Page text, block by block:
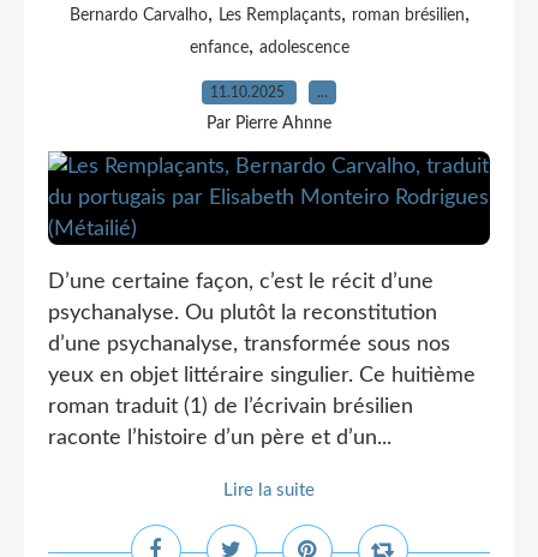
Bernardo Carvalho, Les Remplaçants, roman brésilien,
enfance, adolescence
11.10.2025 …
Par Pierre Ahnne
D’une certaine façon, c’est le récit d’une
psychanalyse. Ou plutôt la reconstitution
d’une psychanalyse, transformée sous nos
yeux en objet littéraire singulier. Ce huitième
roman traduit (1) de l’écrivain brésilien
raconte l’histoire d’un père et d’un...
Lire la suite